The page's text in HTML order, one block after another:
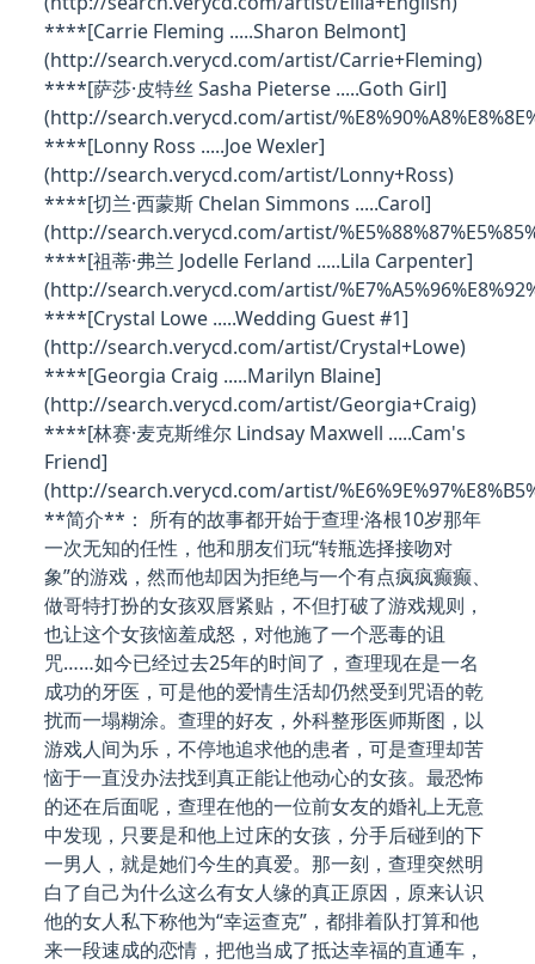
****[Carrie Fleming .....Sharon Belmont]
(http://search.verycd.com/artist/Carrie+Fleming)
****[萨莎·皮特丝 Sasha Pieterse .....Goth Girl]
(http://search.verycd.com/artist/
****[Lonny Ross .....Joe Wexler]
(http://search.verycd.com/artist/Lonny+Ross)
****[切兰·西蒙斯 Chelan Simmons .....Carol]
(http://search.verycd.com/artist/
****[祖蒂·弗兰 Jodelle Ferland .....Lila Carpenter]
(http://search.verycd.com/artist/
****[Crystal Lowe .....Wedding Guest #1]
(http://search.verycd.com/artist/Crystal+Lowe)
****[Georgia Craig .....Marilyn Blaine]
(http://search.verycd.com/artist/Georgia+Craig)
****[林赛·麦克斯维尔 Lindsay Maxwell .....Cam's
Friend]
(http://search.verycd.com/artist/
**简介**： 所有的故事都开始于查理·洛根10岁那年
一次无知的任性，他和朋友们玩“转瓶选择接吻对
象”的游戏，然而他却因为拒绝与一个有点疯疯癫癫、
做哥特打扮的女孩双唇紧贴，不但打破了游戏规则，
也让这个女孩恼羞成怒，对他施了一个恶毒的诅
咒……如今已经过去25年的时间了，查理现在是一名
成功的牙医，可是他的爱情生活却仍然受到咒语的乾
扰而一塌糊涂。查理的好友，外科整形医师斯图，以
游戏人间为乐，不停地追求他的患者，可是查理却苦
恼于一直没办法找到真正能让他动心的女孩。最恐怖
的还在后面呢，查理在他的一位前女友的婚礼上无意
中发现，只要是和他上过床的女孩，分手后碰到的下
一男人，就是她们今生的真爱。那一刻，查理突然明
白了自己为什么这么有女人缘的真正原因，原来认识
他的女人私下称他为“幸运查克”，都排着队打算和他
来一段速成的恋情，把他当成了抵达幸福的直通车，